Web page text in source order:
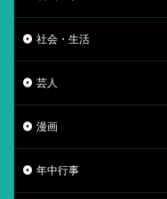
社会・生活
芸人
漫画
年中行事